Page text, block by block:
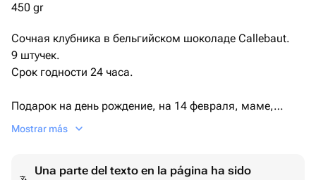
450 gr
Сочная клубника в бельгийском шоколаде Callebaut.
9 штучек.
Срок годности 24 часа.
Подарок на день рождение, на 14 февраля, маме,
подруге, девушке, жене, любимой, дочери, сестре,
Mostrar más
Una parte del texto en la página ha sido